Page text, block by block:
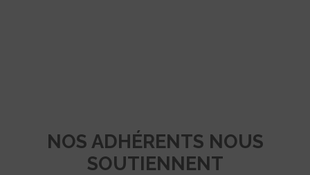
NOS ADHÉRENTS NOUS
SOUTIENNENT